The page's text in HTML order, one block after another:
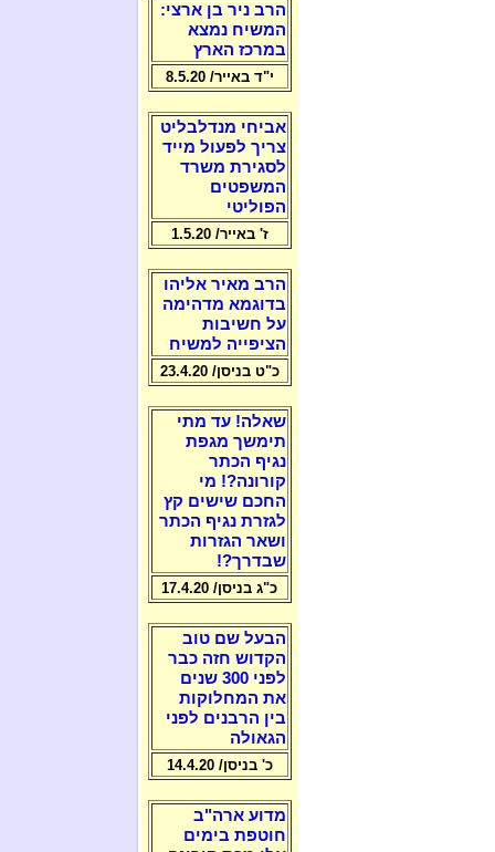
הרב ניר בן ארצי:
המשיח נמצא
במרכז הארץ
י"ד באייר/ 8.5.20
אביחי מנדלבליט
צריך לפעול מייד
לסגירת משרד
המשפטים
הפוליטי
ז' באייר/ 1.5.20
הרב מאיר אליהו
בדוגמא מדהימה
על חשיבות
הציפייה למשיח
כ"ט בניסן/ 23.4.20
שאלה! עד מתי
תימשך מגפת
נגיף הכתר
קורונה?! מי
החכם שישים קץ
לגזרת נגיף הכתר
ושאר הגזרות
שבדרך?!
כ"ג בניסן/ 17.4.20
הבעל שם טוב
הקדוש חזה כבר
לפני 300 שנים
את המחלוקות
בין הרבנים לפני
הגאולה
כ' בניסן/ 14.4.20
מדוע ארה"ב
חוטפת בימים